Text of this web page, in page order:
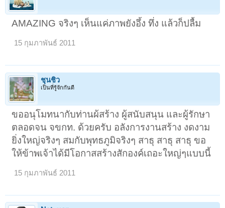
AMAZING จริงๆ เห็นแค่ภาพยังอึ้ง ทึ่ง แล้วก็ปลื้ม
15 กุมภาพันธ์ 2011
ชุนชิว
เป็นที่รู้จักกันดี
ขออนุโมทนากับท่านผ้สร้าง ผู้สนับสนุน และผู้รักษา
ตลอดจน จขกท. ด้วยครับ อลังการงานสร้าง งดงาม
ยิ่งใหญ่จริงๆ สมกับพุทธภูมิจริงๆ สาธุ สาธุ สาธุ ขอ
ให้ข้าพเจ้าได้มีโอกาสสร้างสักองค์เถอะใหญ่ๆแบบนี้
15 กุมภาพันธ์ 2011